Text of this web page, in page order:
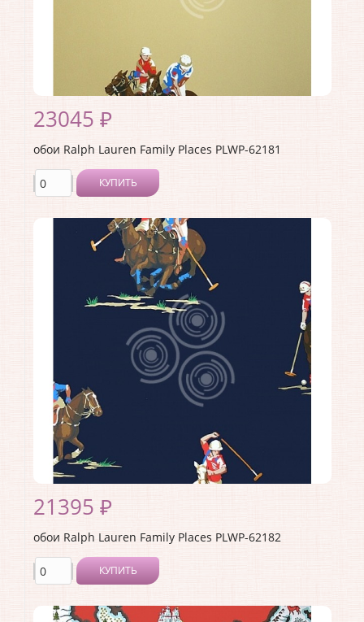
23045 ₽
обои Ralph Lauren Family Places PLWP-62181
КУПИТЬ
Производитель:Ralph Lauren
Коллекция:Family Places
Длина рулона:10
Ширина рулона:0.68
Материал покрытия:<>
Материал основы:Бумага
21395 ₽
обои Ralph Lauren Family Places PLWP-62182
КУПИТЬ
Производитель:Ralph Lauren
Коллекция:Family Places